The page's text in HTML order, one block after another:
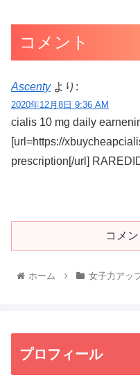
コメント
Ascenty より:
2020年12月8日 9:36 AM
cialis 10 mg daily
[url=https://
prescription[/url]
コメ
ホーム 女子力アッ
プロフィール